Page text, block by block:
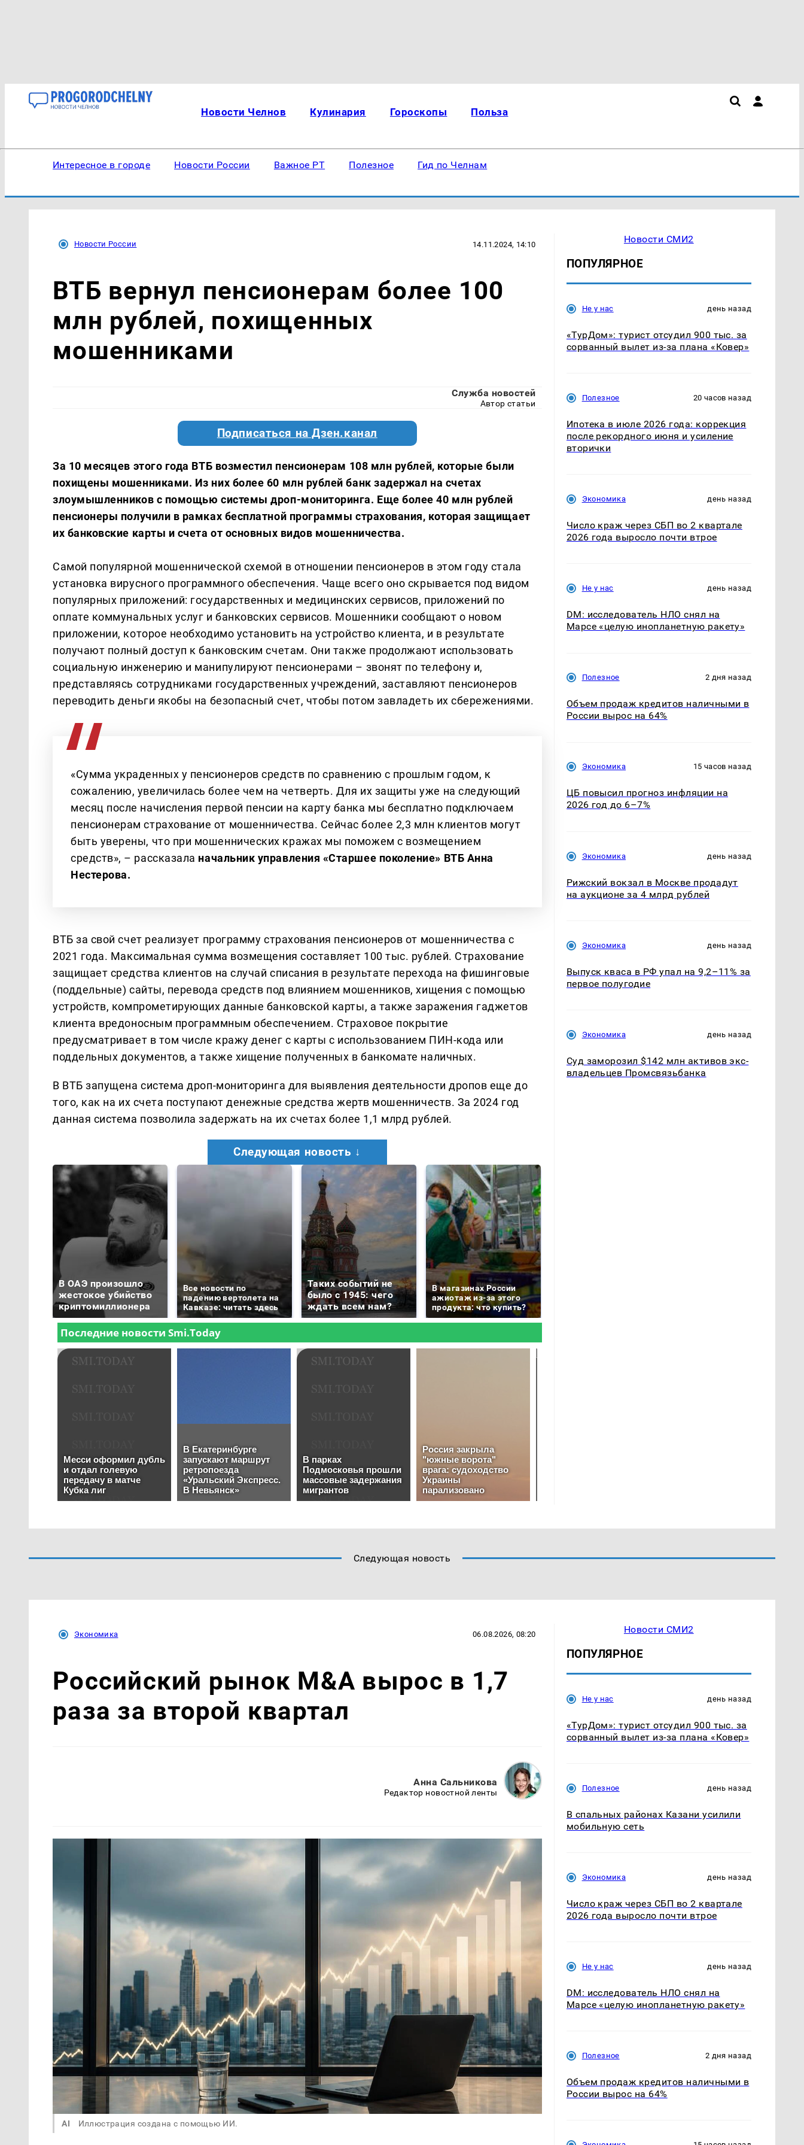
Новости Челнов Кулинария Гороскопы Польза
Интересное в городе Новости России Важное РТ Полезное Гид по Челнам
Новости России 14.11.2024, 14:10
ВТБ вернул пенсионерам более 100
млн рублей, похищенных
мошенниками
Служба новостей
Автор статьи
Подписаться на Дзен.канал
За 10 месяцев этого года ВТБ возместил пенсионерам 108 млн рублей, которые были
похищены мошенниками. Из них более 60 млн рублей банк задержал на счетах
злоумышленников с помощью системы дроп-мониторинга. Еще более 40 млн рублей
пенсионеры получили в рамках бесплатной программы страхования, которая защищает
их банковские карты и счета от основных видов мошенничества.
Самой популярной мошеннической схемой в отношении пенсионеров в этом году стала
установка вирусного программного обеспечения. Чаще всего оно скрывается под видом
популярных приложений: государственных и медицинских сервисов, приложений по
оплате коммунальных услуг и банковских сервисов. Мошенники сообщают о новом
приложении, которое необходимо установить на устройство клиента, и в результате
получают полный доступ к банковским счетам. Они также продолжают использовать
социальную инженерию и манипулируют пенсионерами – звонят по телефону и,
представляясь сотрудниками государственных учреждений, заставляют пенсионеров
переводить деньги якобы на безопасный счет, чтобы потом завладеть их сбережениями.
«Сумма украденных у пенсионеров средств по сравнению с прошлым годом, к
сожалению, увеличилась более чем на четверть. Для их защиты уже на следующий
месяц после начисления первой пенсии на карту банка мы бесплатно подключаем
пенсионерам страхование от мошенничества. Сейчас более 2,3 млн клиентов могут
быть уверены, что при мошеннических кражах мы поможем с возмещением
средств», – рассказала начальник управления «Старшее поколение» ВТБ Анна
Нестерова.
ВТБ за свой счет реализует программу страхования пенсионеров от мошенничества с
2021 года. Максимальная сумма возмещения составляет 100 тыс. рублей. Страхование
защищает средства клиентов на случай списания в результате перехода на фишинговые
(поддельные) сайты, перевода средств под влиянием мошенников, хищения с помощью
устройств, компрометирующих данные банковской карты, а также заражения гаджетов
клиента вредоносным программным обеспечением. Страховое покрытие
предусматривает в том числе кражу денег с карты с использованием ПИН-кода или
поддельных документов, а также хищение полученных в банкомате наличных.
В ВТБ запущена система дроп-мониторинга для выявления деятельности дропов еще до
того, как на их счета поступают денежные средства жертв мошенничеств. За 2024 год
данная система позволила задержать на их счетах более 1,1 млрд рублей.
Следующая новость ↓
В ОАЭ произошло
жестокое убийство
криптомиллионера
Все новости по
падению вертолета на
Кавказе: читать здесь
Таких событий не
было с 1945: чего
ждать всем нам?
В магазинах России
ажиотаж из-за этого
продукта: что купить?
Новости СМИ2
ПОПУЛЯРНОЕ
Не у нас день назад
«ТурДом»: турист отсудил 900 тыс. за
сорванный вылет из-за плана «Ковер»
Полезное 20 часов назад
Ипотека в июле 2026 года: коррекция
после рекордного июня и усиление
вторички
Экономика день назад
Число краж через СБП во 2 квартале
2026 года выросло почти втрое
Не у нас день назад
DM: исследователь НЛО снял на
Марсе «целую инопланетную ракету»
Полезное 2 дня назад
Объем продаж кредитов наличными в
России вырос на 64%
Экономика 15 часов назад
ЦБ повысил прогноз инфляции на
2026 год до 6–7%
Экономика день назад
Рижский вокзал в Москве продадут
на аукционе за 4 млрд рублей
Экономика день назад
Выпуск кваса в РФ упал на 9,2–11% за
первое полугодие
Экономика день назад
Суд заморозил $142 млн активов экс-
владельцев Промсвязьбанка
Следующая новость
Экономика 06.08.2026, 08:20
Российский рынок M&A вырос в 1,7
раза за второй квартал
Анна Сальникова
Редактор новостной ленты
AI Иллюстрация создана с помощью ИИ.
Новости СМИ2
ПОПУЛЯРНОЕ
Не у нас день назад
«ТурДом»: турист отсудил 900 тыс. за
сорванный вылет из-за плана «Ковер»
Полезное день назад
В спальных районах Казани усилили
мобильную сеть
Экономика день назад
Число краж через СБП во 2 квартале
2026 года выросло почти втрое
Не у нас день назад
DM: исследователь НЛО снял на
Марсе «целую инопланетную ракету»
Полезное 2 дня назад
Объем продаж кредитов наличными в
России вырос на 64%